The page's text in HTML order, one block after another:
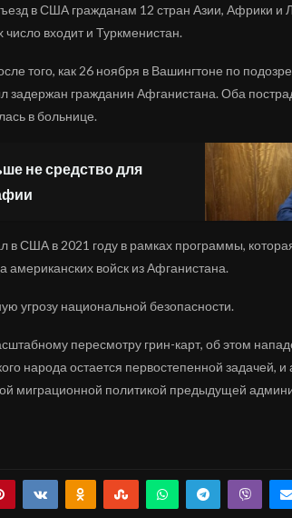
в США гражданам 12 стран Азии, Африки и
входит и Туркменистан.
того, как 26 ноября в Вашингтоне по
задержан гражданин Афганистана. Оба
в больнице.
не средство для
в США в 2021 году в рамках программы,
войск из Афганистана.
угрозу национальной безопасности.
пересмотру грин-карт, об этом
народа остается первостепенной задачей,
миграционной политикой предыдущей